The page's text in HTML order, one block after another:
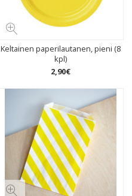
Keltainen paperilautanen, pieni (8
kpl)
2,90€